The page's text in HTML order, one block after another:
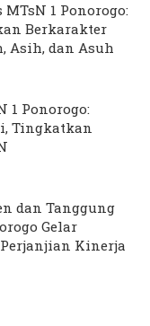
1 Ponorogo:
Berkarakter
Asih, dan Asuh
1 Ponorogo:
Tingkatkan
dan Tanggung
Gelar
Kinerja